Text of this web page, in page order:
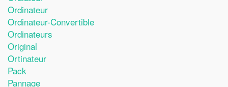
Ordinateur
Ordinateur-Convertible
Ordinateurs
Original
Ortinateur
Pack
Pannage